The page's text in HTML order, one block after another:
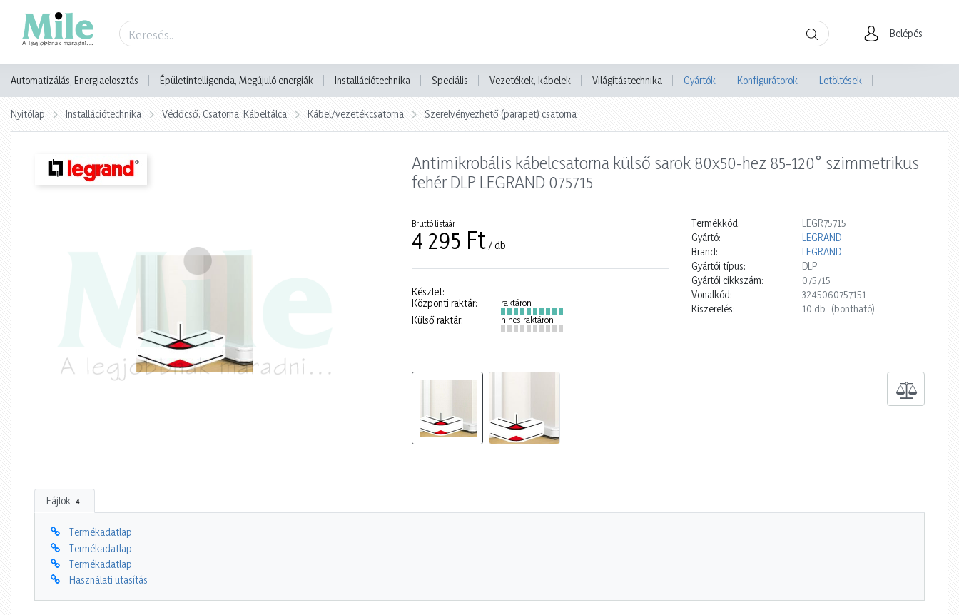
Belépés
Automatizálás, Energiaelosztás Épületintelligencia, Megújuló energiák Installációtechnika Speciális Vezetékek, kábelek Világítástechnika Gyártók Konfigurátorok Letöltések
Nyitólap Installációtechnika Védőcső, Csatorna, Kábeltálca Kábel/vezetékcsatorna Szerelvényezhető (parapet) csatorna
Antimikrobális kábelcsatorna külső sarok 80x50-hez 85-120° szimmetrikus
fehér DLP LEGRAND 075715
Bruttó listaár
4 295 Ft / db
Készlet:
Központi raktár:
raktáron
Külső raktár: nincs raktáron
Termékkód:
LEGR75715
Gyártó:
LEGRAND
Brand:
LEGRAND
Gyártói típus:
DLP
Gyártói cikkszám:
075715
Vonalkód:
3245060757151
Kiszerelés:
10 db (bontható)
Fájlok 4
Termékadatlap
Termékadatlap
Termékadatlap
Használati utasítás
Termék adatlap